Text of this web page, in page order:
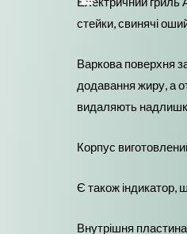
стейки, свинячі
Варкова поверхня
додавання жиру, а
видаляють
Корпус
Є також індикатор,
Внутрішня